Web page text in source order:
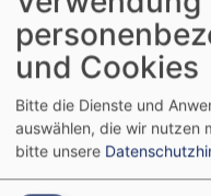
Gottesdienst
Pfarrerin Dr. Grüter
Hof
St. Lorenz
und Cookies
Bitte die Dienste und
auswählen, die wir nutzen
bitte unsere